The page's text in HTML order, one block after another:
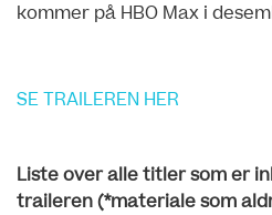
kommer på HBO Max i
SE TRAILEREN HER
Liste over alle titler som er
traileren (*materiale som